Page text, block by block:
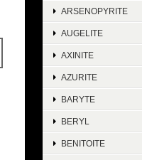
ARSENOPYRITE
AUGELITE
AXINITE
AZURITE
BARYTE
BERYL
BENITOITE